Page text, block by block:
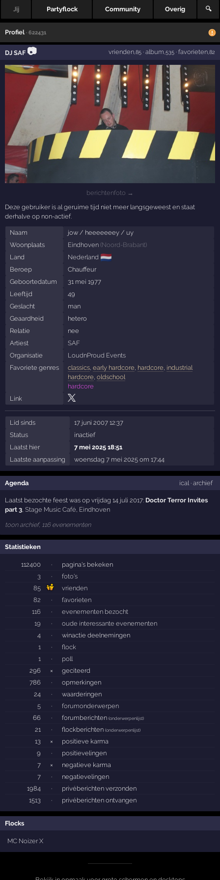
Jij Partyflock Community Overig 🔍
Profiel · 622431
DJ SAF 📷 vrienden,85· album ,535· favorieten,82
berichtenfoto →
Deze gebruiker is al geruime tijd niet meer langsgeweest en staat
derhalve op non-actief.
Naam
jow / heeeeeeey / uy
Woonplaats
Eindhoven (Noord-Brabant)
Land
Nederland 🇳🇱
Beroep
Chauffeur
Geboortedatum
31 mei 1977
Leeftijd
49
Geslacht
man
Geaardheid
hetero
Relatie
nee
Artiest
SAF
Organisatie
LoudnProud Events
Favoriete genres
classics, early hardcore, hardcore, industrial
hardcore, oldschool
hardcore
Link
Lid sinds
17 juni 2007 12:37
Status
inactief
Laatst hier
7 mei 2025 18:51
Laatste aanpassing
woensdag 7 mei 2025 om 17:44
Agenda ical· archief
Laatst bezochte feest was op vrijdag 14 juli 2017: Doctor Terror Invites
part 3 ,Stage Music Café Eindhoven
toon archief, 116 evenementen
Statistieken
112400 ·
pagina's bekeken
3
·
foto's
85
vrienden
82
·
favorieten
116
·
evenementen bezocht
19
·
oude interessante evenementen
4
·
winactie deelnemingen
1
·
flock
1
·
poll
296
×
geciteerd
786
·
opmerkingen
24
·
waarderingen
5
·
forumonderwerpen
66
· forumberichten(onderwerpenlijst)
21 · flockberichten(onderwerpenlijst)
13 ×
positieve karma
9
·
positievelingen
7
×
negatieve karma
7
·
negatievelingen
1984
·
privéberichten verzonden
1513
· privéberichten ontvangen
Flocks
MC Noizer X